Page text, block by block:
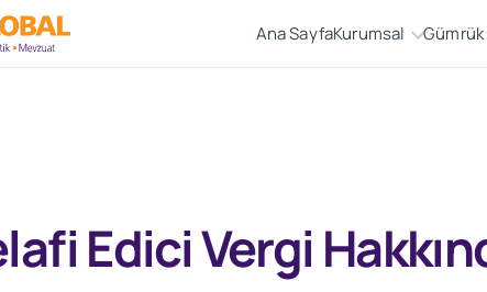
Ana SayfaKurumsal
Edici Vergi